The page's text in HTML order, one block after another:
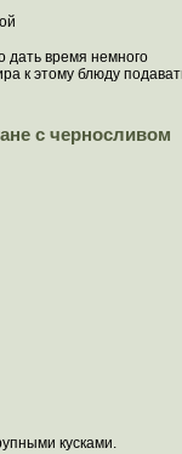
дать время немного
к этому блюду
с черносливом
кусками.